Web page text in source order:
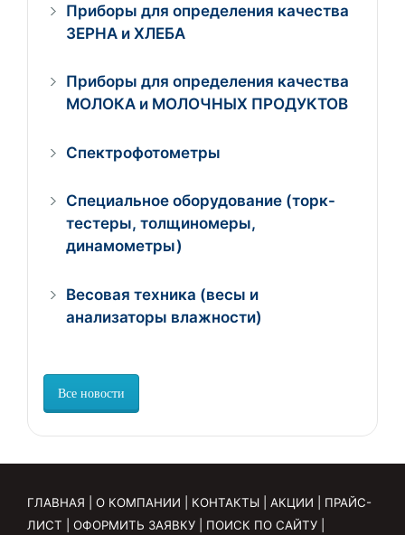
Приборы для определения качества
ЗЕРНА и ХЛЕБА
Приборы для определения качества
МОЛОКА и МОЛОЧНЫХ ПРОДУКТОВ
Спектрофотометры
Специальное оборудование (торк-
тестеры, толщиномеры,
динамометры)
Весовая техника (весы и
анализаторы влажности)
Все новости
ГЛАВНАЯ О КОМПАНИИ КОНТАКТЫ АКЦИИ
ПРАЙС-
ЛИСТ
ОФОРМИТЬ ЗАЯВКУ ПОИСК ПО САЙТУ